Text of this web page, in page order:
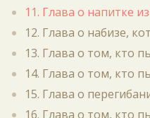
11. Глава о напитке
12. Глава о набизе,
13. Глава о том, кто
14. Глава о том, кто
15. Глава о
16. Глава о том, кто